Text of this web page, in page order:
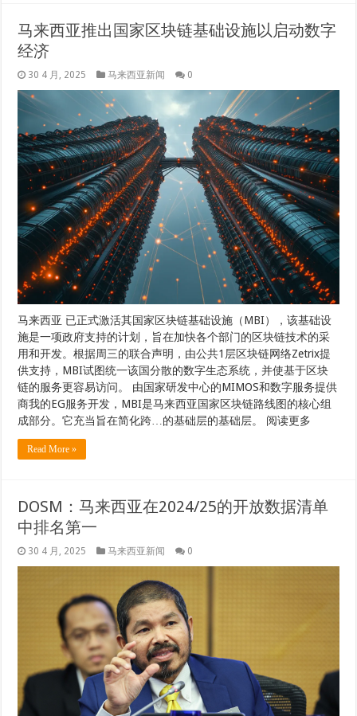
马来西亚推出国家区块链基础设施以启动数字
经济
30 4 月, 2025 马来西亚新闻 0
马来西亚 已正式激活其国家区块链基础设施（MBI），该基础设
施是一项政府支持的计划，旨在加快各个部门的区块链技术的采
用和开发。根据周三的联合声明，由公共1层区块链网络Zetrix提
供支持，MBI试图统一该国分散的数字生态系统，并使基于区块
链的服务更容易访问。 由国家研发中心的MIMOS和数字服务提供
商我的EG服务开发，MBI是马来西亚国家区块链路线图的核心组
成部分。它充当旨在简化跨…的基础层的基础层。 阅读更多
Read More »
DOSM：马来西亚在2024/25的开放数据清单
中排名第一
30 4 月, 2025 马来西亚新闻 0